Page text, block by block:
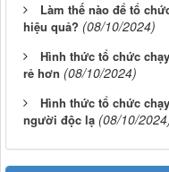
Làm thế nào để tổ
hiệu quả? (08/10/2024)
Hình thức tổ chức
rẻ hơn (08/10/2024)
Hình thức tổ chức
người độc lạ (08/10/